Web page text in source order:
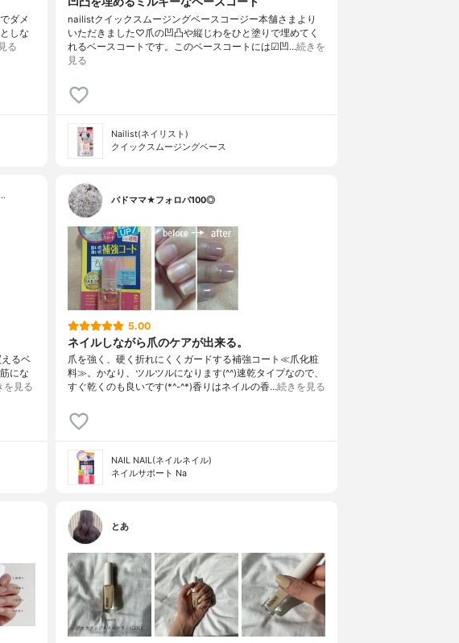
ダメ
しな
る
nailistクイックスムージングベースコージー本舗さまより
いただきました♡爪の凹凸や縦じわをひと塗りで埋めてく
れるベースコートです。このベースコートには☑︎凹…続きを
見る
Nailist(ネイリスト)
クイックスムージングベース
るベ
にな
を見る
バドママ★フォロバ100◎
5.00
ネイルしながら爪のケアが出来る。
爪を強く、硬く折れにくくガードする補強コート≪爪化粧
料≫。かなり、ツルツルになります(^^)速乾タイプなので、
すぐ乾くのも良いです(*^-^*)香りはネイルの香…続きを見る
NAIL NAIL(ネイルネイル)
ネイルサポート Na
とあ